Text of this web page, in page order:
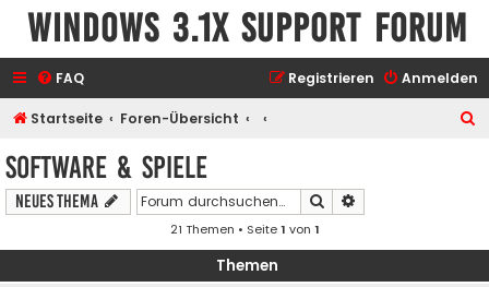
Windows 3.1x Support Forum
FAQ Anmelden
Registrieren
Startseite Foren-Übersicht
Software & Spiele
Neues Thema Suche
21 Themen • Seite1 von 1
Themen